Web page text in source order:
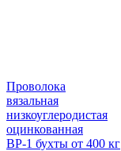
Проволока
вязальная
низкоуглеродистая
оцинкованная
ВР-1 бухты от 400 кг